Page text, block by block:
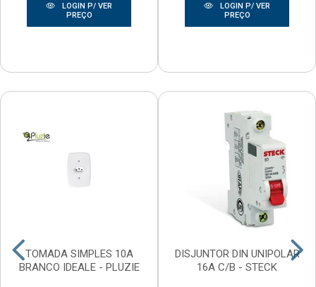
LOGIN P/ VER
PREÇO
LOGIN P/ VER
PREÇO
TOMADA SIMPLES 10A
BRANCO IDEALE - PLUZIE
DISJUNTOR DIN UNIPOLAR
16A C/B - STECK